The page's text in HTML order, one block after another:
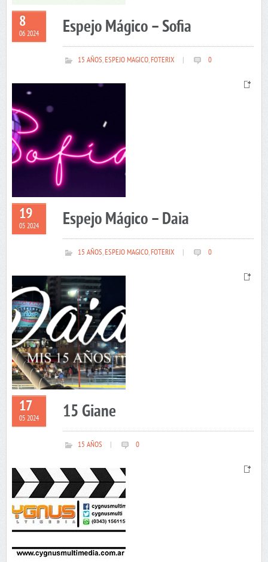
8
06 2024 Espejo Mágico – Sofia
15 AÑOS,ESPEJO MAGICO,FOTERIX 0
19
05 2024 Espejo Mágico – Daia
15 AÑOS,ESPEJO MAGICO,FOTERIX 0
17
05 2024 15 Giane
15 AÑOS 0